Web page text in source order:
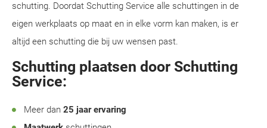
schutting. Doordat Schutting Service alle schuttingen in de
eigen werkplaats op maat en in elke vorm kan maken, is er
altijd een schutting die bij uw wensen past.
Schutting plaatsen door Schutting
Service:
Meer dan 25 jaar ervaring